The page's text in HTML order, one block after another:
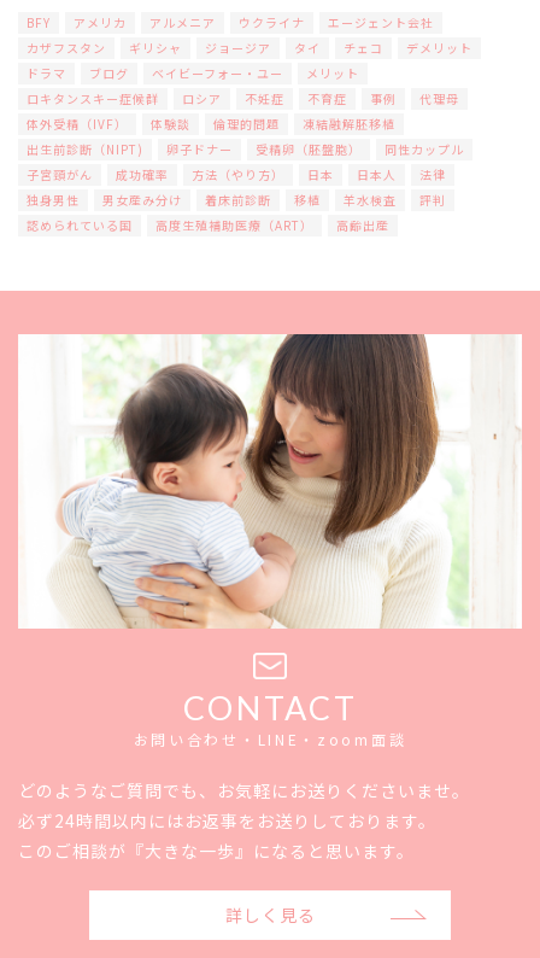
BFY アメリカ アルメニア ウクライナ
エージェント会社
カザフスタン
ギリシャ ジョージア タイ チェコ
デメリット
ドラマ
ブログ ベイビーフォー・ユー
メリット
ロキタンスキー症候群
ロシア 不妊症 不育症 事例
代理母
体外受精（IVF）
体験談 倫理的問題
凍結融解胚移植
出生前診断（NIPT)
卵子ドナー 受精卵（胚盤胞）
同性カップル
子宮頸がん
成功確率 方法（やり方） 日本 日本人
法律
独身男性
男女産み分け 着床前診断 移植 羊水検査
評判
認められている国
高度生殖補助医療（ART） 高齢出産
CONTACT
お問い合わせ・LINE・zoom面談
どのようなご質問でも、お気軽にお送りくださいませ。
必ず24時間以内にはお返事をお送りしております。
このご相談が『大きな一歩』になると思います。
詳しく見る